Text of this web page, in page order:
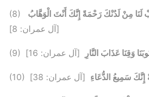
(8)
لَنَا مِنْ لَدُنْكَ رَحْمَةً إِنَّكَ أَنْتَ الْوَهَّابُ
[آل عمران: 8]
(9) وَقِنَا عَذَابَ النَّارِ [آل عمران: 16]
(10) سَمِيعُ الدُّعَاءِ [آل عمران: 38]